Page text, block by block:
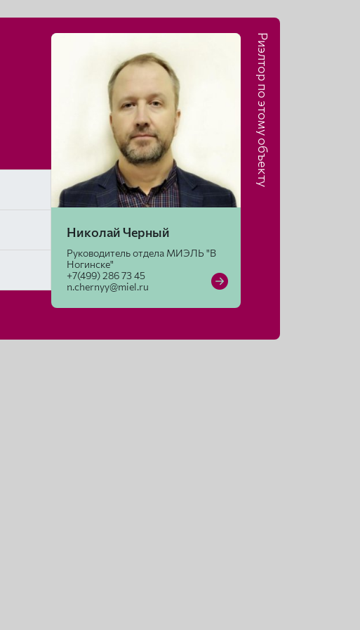
Риэлтор по этому объекту
Николай Черный
Руководитель отдела МИЭЛЬ "В
Ногинске"
+7(499) 286 73 45
n.chernyy@miel.ru